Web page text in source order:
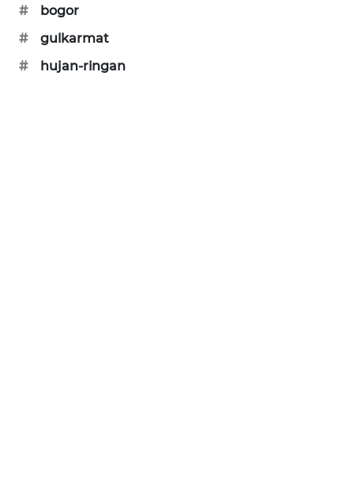
#
bogor
#
gulkarmat
#
hujan-ringan
ANUGERAH